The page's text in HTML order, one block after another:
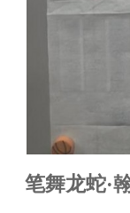
笔舞龙蛇·